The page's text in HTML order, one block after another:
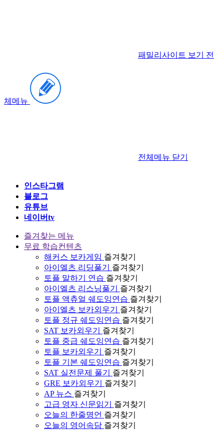
패밀리사이트 보기 전
체메뉴
전체메뉴 닫기
인스타그램
블로그
유튜브
네이버tv
즐겨찾는 메뉴
무료 학습컨텐츠
해커스 보카게임 즐겨찾기
아이엘츠 리딩풀기
즐겨찾기
토플 말하기 연습 즐겨찾기
아이엘츠 리스닝풀기
즐겨찾기
토플 액츄얼 쉐도잉연습 즐겨찾기
아이엘츠 보카외우기
즐겨찾기
토플 정규 쉐도잉연습 즐겨찾기
SAT 보카외우기
즐겨찾기
토플 중급 쉐도잉연습 즐겨찾기
토플 보카외우기
즐겨찾기
토플 기본 쉐도잉연습 즐겨찾기
SAT 실전문제 풀기
즐겨찾기
GRE 보카외우기
즐겨찾기
AP 뉴스 즐겨찾기
고급 영자 신문읽기
즐겨찾기
오늘의 한줄명언 즐겨찾기
오늘의 영어속담 즐겨찾기